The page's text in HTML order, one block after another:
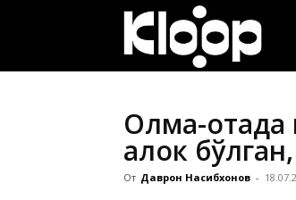
Олма-отада
ҳалок
От Даврон Насибхонов -